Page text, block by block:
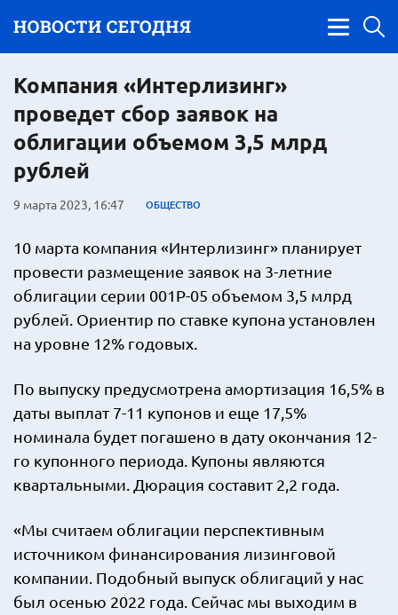
Компания «Интерлизинг»
проведет сбор заявок на
облигации объемом 3,5 млрд
рублей
9 марта 2023, 16:47 ОБЩЕСТВО
10 марта компания «Интерлизинг» планирует
провести размещение заявок на 3-летние
облигации серии 001Р-05 объемом 3,5 млрд
рублей. Ориентир по ставке купона установлен
на уровне 12% годовых.
По выпуску предусмотрена амортизация 16,5% в
даты выплат 7-11 купонов и еще 17,5%
номинала будет погашено в дату окончания 12-
го купонного периода. Купоны являются
квартальными. Дюрация составит 2,2 года.
«Мы считаем облигации перспективным
источником финансирования лизинговой
компании. Подобный выпуск облигаций у нас
был осенью 2022 года. Сейчас мы выходим в